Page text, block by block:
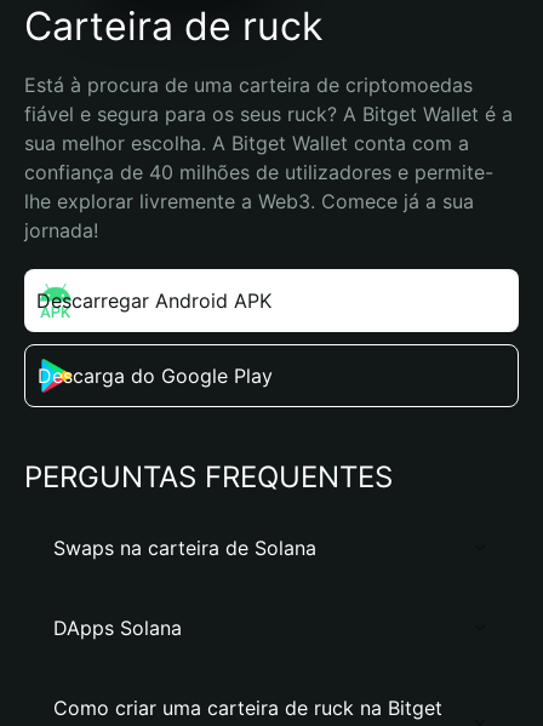
Carteira de ruck
Está à procura de uma carteira de criptomoedas
fiável e segura para os seus ruck? A Bitget Wallet é a
sua melhor escolha. A Bitget Wallet conta com a
confiança de 40 milhões de utilizadores e permite-
lhe explorar livremente a Web3. Comece já a sua
jornada!
Descarregar Android APK
Descarga do Google Play
PERGUNTAS FREQUENTES
Swaps na carteira de Solana
DApps Solana
Como criar uma carteira de ruck na Bitget